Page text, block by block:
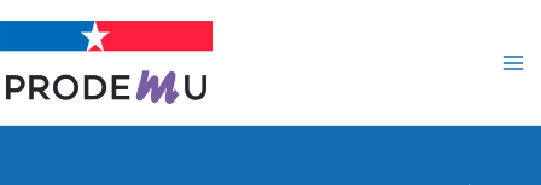
contenido